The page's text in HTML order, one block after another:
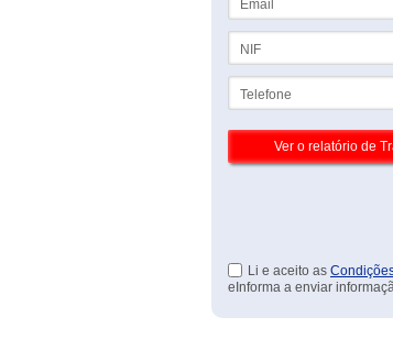
Li e aceito as
eInforma a enviar